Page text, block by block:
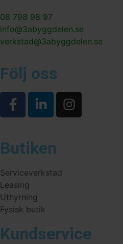
08 798 98 97
info@3abyggdelen.se
verkstad@3abyggdelen.se
Följ oss
Butiken
Serviceverkstad
Leasing
Uthyrning
Fysisk butik
Kundservice